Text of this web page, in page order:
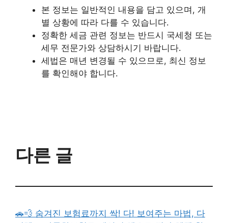
본 정보는 일반적인 내용을 담고 있으며, 개
별 상황에 따라 다를 수 있습니다.
정확한 세금 관련 정보는 반드시 국세청 또는
세무 전문가와 상담하시기 바랍니다.
세법은 매년 변경될 수 있으므로, 최신 정보
를 확인해야 합니다.
다른 글
🚗💨 숨겨진 보험료까지 싹! 다! 보여주는 마법, 다